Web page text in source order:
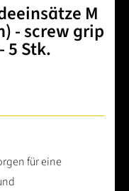
M
- screw grip
5 Stk.
für eine